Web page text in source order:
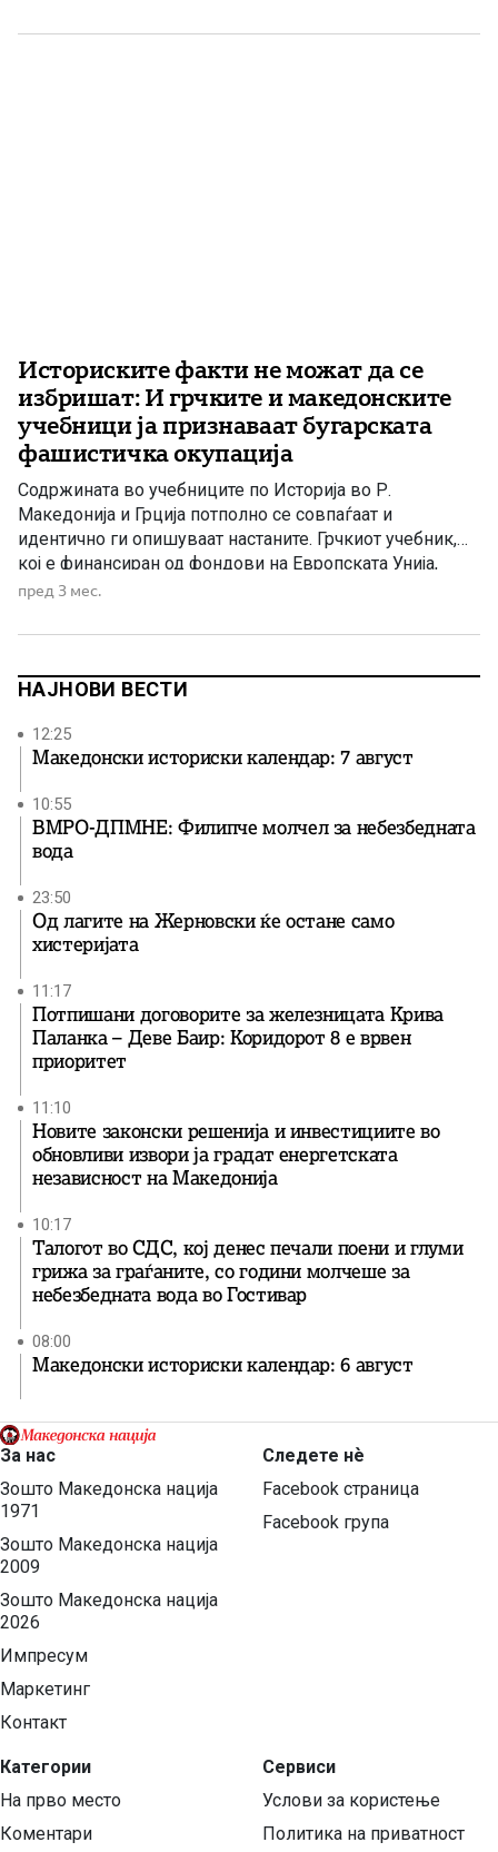
Гоце Делчев, човекот […]
Историските факти не можат да се
избришат: И грчките и македонските
учебници ја признаваат бугарската
фашистичка окупација
Содржината во учебниците по Историја во Р.
Македонија и Грција потполно се совпаѓаат и
идентично ги опишуваат настаните. Грчкиот учебник,
кој е финансиран од фондови на Европската Унија,
кажува дека за време на втората светска војна: —
Бугарите извршиле злосторства, кражби, егзекуции, —
пред 3 мес.
НАЈНОВИ ВЕСТИ
12:25
Македонски историски календар: 7 август
10:55
ВМРО-ДПМНЕ: Филипче молчел за небезбедната
вода
23:50
Од лагите на Жерновски ќе остане само
хистеријата
11:17
Потпишани договорите за железницата Крива
Паланка – Деве Баир: Коридорот 8 е врвен
приоритет
11:10
Новите законски решенија и инвестициите во
обновливи извори ја градат енергетската
независност на Македонија
10:17
Талогот во СДС, кој денес печали поени и глуми
грижа за граѓаните, со години молчеше за
небезбедната вода во Гостивар
08:00
Македонски историски календар: 6 август
За нас
Зошто Македонска нација
1971
Зошто Македонска нација
2009
Зошто Македонска нација
2026
Импресум
Маркетинг
Контакт
Категории
На прво место
Коментари
Следете нѐ
Facebook страница
Facebook група
Сервиси
Услови за користење
Политика на приватност